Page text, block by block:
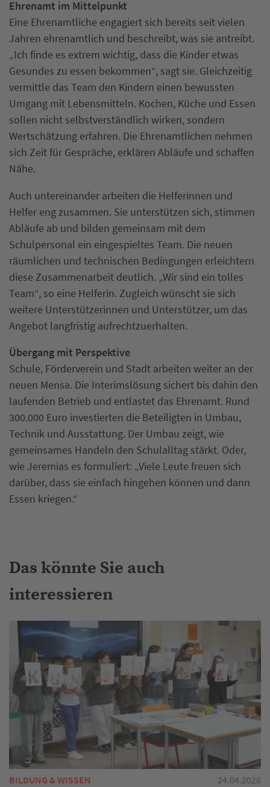
Ehrenamt im Mittelpunkt
Eine Ehrenamtliche engagiert sich bereits seit vielen
Jahren ehrenamtlich und beschreibt, was sie antreibt.
„Ich finde es extrem wichtig, dass die Kinder etwas
Gesundes zu essen bekommen“, sagt sie. Gleichzeitig
vermittle das Team den Kindern einen bewussten
Umgang mit Lebensmitteln. Kochen, Küche und Essen
sollen nicht selbstverständlich wirken, sondern
Wertschätzung erfahren. Die Ehrenamtlichen nehmen
sich Zeit für Gespräche, erklären Abläufe und schaffen
Nähe.
Auch untereinander arbeiten die Helferinnen und
Helfer eng zusammen. Sie unterstützen sich, stimmen
Abläufe ab und bilden gemeinsam mit dem
Schulpersonal ein eingespieltes Team. Die neuen
räumlichen und technischen Bedingungen erleichtern
diese Zusammenarbeit deutlich. „Wir sind ein tolles
Team“, so eine Helferin. Zugleich wünscht sie sich
weitere Unterstützerinnen und Unterstützer, um das
Angebot langfristig aufrechtzuerhalten.
Übergang mit Perspektive
Schule, Förderverein und Stadt arbeiten weiter an der
neuen Mensa. Die Interimslösung sichert bis dahin den
laufenden Betrieb und entlastet das Ehrenamt. Rund
300.000 Euro investierten die Beteiligten in Umbau,
Technik und Ausstattung. Der Umbau zeigt, wie
gemeinsames Handeln den Schulalltag stärkt. Oder,
wie Jeremias es formuliert: „Viele Leute freuen sich
darüber, dass sie einfach hingehen können und dann
Essen kriegen.“
Das könnte Sie auch
interessieren
BILDUNG & WISSEN 24.04.2026